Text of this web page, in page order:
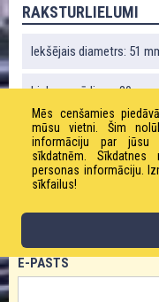
RAKSTURLIELUMI
Iekšējais diametrs: 51
Liekuma rādiuss: 30 mm
PASŪTĪT PRODUKTU!
E-PASTS
Mēs cenšamies
mūsu vietni. Šim
informāciju par jūsu
sīkdatnēm.
personas informāciju.
sīkfailus!